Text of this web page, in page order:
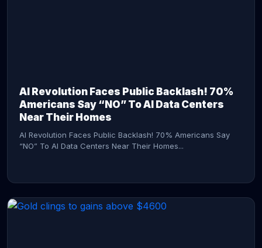
AI Revolution Faces Public Backlash! 70%
Americans Say “NO” To AI Data Centers
Near Their Homes
AI Revolution Faces Public Backlash! 70% Americans Say
“NO” To AI Data Centers Near Their Homes...